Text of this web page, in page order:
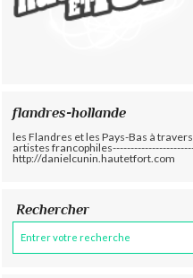
flandres-hollande
les Flandres et les Pays-Bas à
artistes
http://danielcunin.hautetfort.com
Rechercher